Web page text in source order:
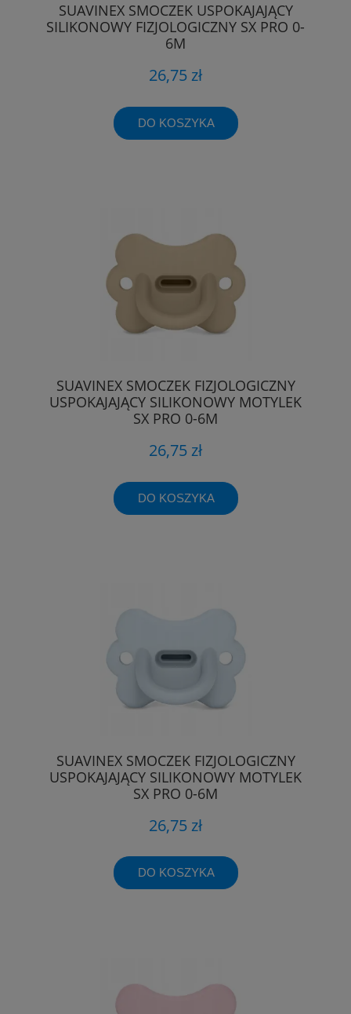
SUAVINEX SMOCZEK USPOKAJAJĄCY
SILIKONOWY FIZJOLOGICZNY SX PRO 0-
6M
26,75 zł
DO KOSZYKA
SUAVINEX SMOCZEK FIZJOLOGICZNY
USPOKAJAJĄCY SILIKONOWY MOTYLEK
SX PRO 0-6M
26,75 zł
DO KOSZYKA
SUAVINEX SMOCZEK FIZJOLOGICZNY
USPOKAJAJĄCY SILIKONOWY MOTYLEK
SX PRO 0-6M
26,75 zł
DO KOSZYKA